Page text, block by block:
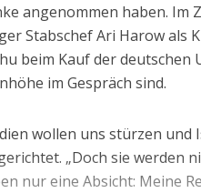
angenommen haben.
Stabschef Ari Harow als
beim Kauf der deutschen
im Gespräch sind.
wollen uns stürzen
„Doch sie werden
nur eine Absicht: Meine